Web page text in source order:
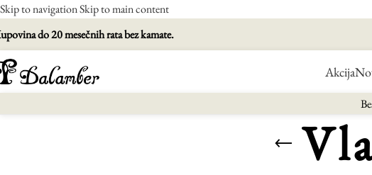
Skip to navigationSkip to main content
do 20 mesečnih rata bez kamate.
Akcija